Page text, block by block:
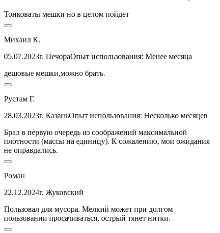
Тонковаты мешки но в целом пойдет
Михаил К.
05.07.2023г. ПечораОпыт использования: Менее месяца
дешовые мешки,можно брать.
Рустам Г.
28.03.2023г. КазаньОпыт использования: Несколько месяцев
Брал в первую очередь из соображений максимальной
плотности (массы на единицу). К сожалению, мои ожидания
не оправдались.
Роман
22.12.2024г. Жуковский
Пользовал для мусора. Мелкий может при долгом
пользовании просачиваться, острый тянет нитки.